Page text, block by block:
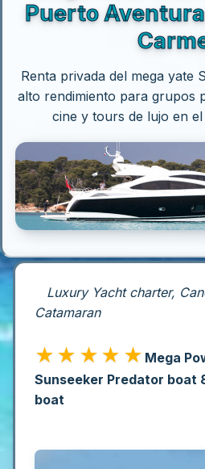
Puerto
Renta privada del mega yate
alto rendimiento para grupos
cine y tours de lujo en
Luxury Yacht charter,
Catamaran
★★★★★ Mega
Sunseeker Predator boat
boat